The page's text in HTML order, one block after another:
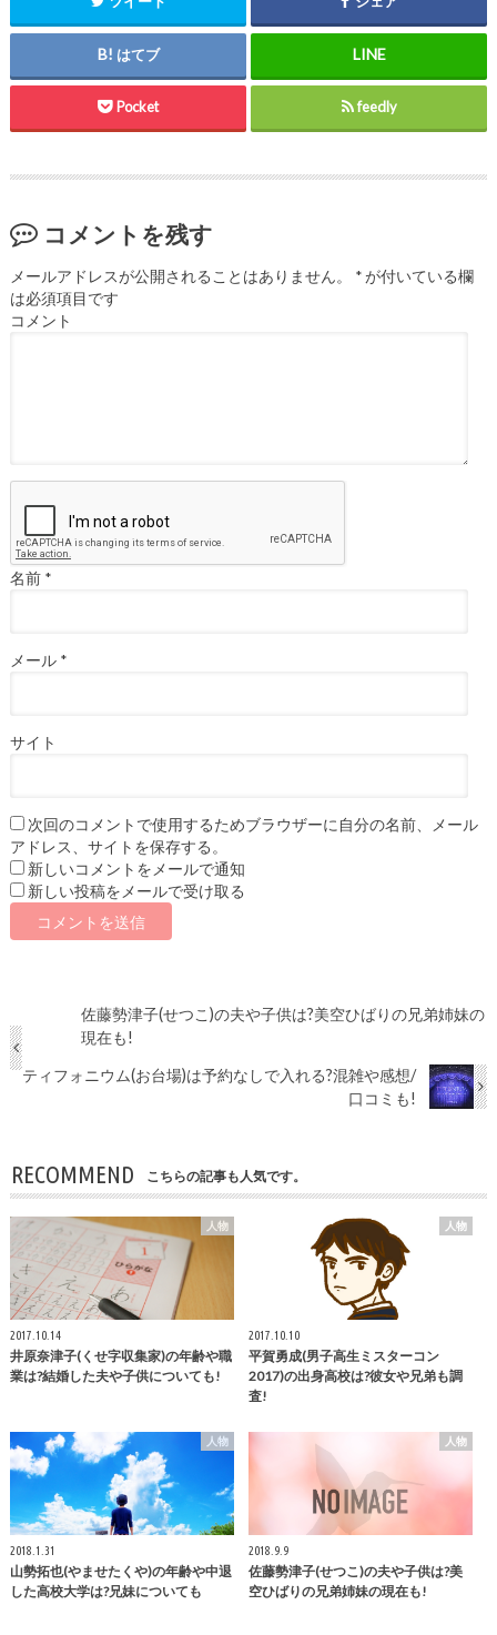
はてブ
Pocket feedly
コメントを残す
メールアドレスが公開されることはありません。 *が付いている欄
は必須項目です
コメント
名前 *
メール *
サイト
次回のコメントで使用するためブラウザーに自分の名前、メール
アドレス、サイトを保存する。
新しいコメントをメールで通知
新しい投稿をメールで受け取る
佐藤勢津子(せつこ)の夫や子供は?美空ひばりの兄弟姉妹の
現在も!
ティフォニウム(お台場)は予約なしで入れる?混雑や感想/
口コミも!
RECOMMEND こちらの記事も人気です。
人物
2017.10.14
井原奈津子(くせ字収集家)の年齢や職
業は?結婚した夫や子供についても!
人物
2017.10.10
平賀勇成(男子高生ミスターコン
2017)の出身高校は?彼女や兄弟も調
査!
人物
2018.1.31
山勢拓也(やませたくや)の年齢や中退
した高校大学は?兄妹についても
人物
2018.9.9
佐藤勢津子(せつこ)の夫や子供は?美
空ひばりの兄弟姉妹の現在も!